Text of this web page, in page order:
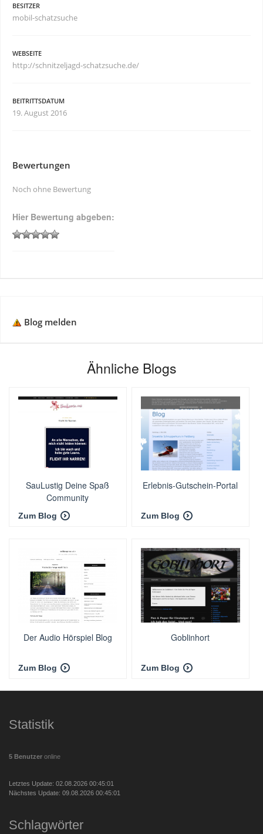
BESITZER
mobil-schatzsuche
WEBSEITE
http://schnitzeljagd-schatzsuche.de/
BEITRITTSDATUM
19. August 2016
Bewertungen
Noch ohne Bewertung
Hier Bewertung abgeben:
Blog melden
Ähnliche Blogs
SauLustig Deine Spaß
Community
Zum Blog
Erlebnis-Gutschein-Portal
Zum Blog
Der Audio Hörspiel Blog
Zum Blog
Goblinhort
Zum Blog
Statistik
5 Benutzer online
Letztes Update: 02.08.2026 00:45:01
Nächstes Update: 09.08.2026 00:45:01
Schlagwörter